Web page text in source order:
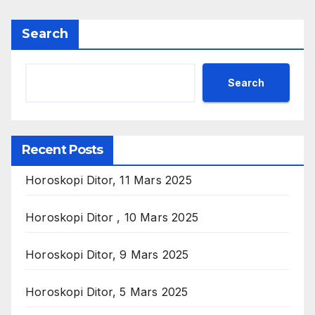
Search
Search
Recent Posts
Horoskopi Ditor, 11 Mars 2025
Horoskopi Ditor , 10 Mars 2025
Horoskopi Ditor, 9 Mars 2025
Horoskopi Ditor, 5 Mars 2025